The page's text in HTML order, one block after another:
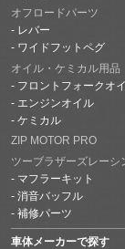
オフロードパーツ
レバー
ワイドフットペグ
オイル・ケミカル用品
フロントフォークオ
エンジンオイル
ケミカル
ZIP MOTOR PRO
ツーブラザーズレーシ
マフラーキット
消音バッフル
補修パーツ
車体メーカーで探す